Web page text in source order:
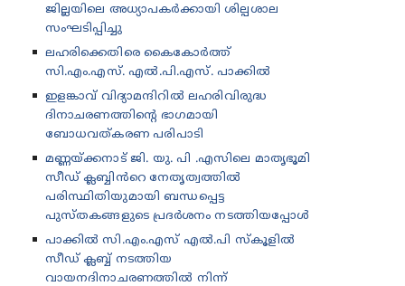
ജില്ലയിലെ അധ്യാപകർക്കായി ശില്പശാല
സംഘടിപ്പിച്ചു
ലഹരിക്കെതിരെ കൈകോർത്ത്
സി.എം.എസ്. എൽ.പി.എസ്. പാക്കിൽ
ഇളങ്കാവ് വിദ്യാമന്ദിറിൽ ലഹരിവിരുദ്ധ
ദിനാചരണത്തിന്റെ ഭാഗമായി
ബോധവത്കരണ പരിപാടി
മണ്ണയ്ക്കനാട് ജി. യു. പി .എസിലെ മാതൃഭൂമി
സീഡ് ക്ലബ്ബിൻറെ നേതൃത്വത്തിൽ
പരിസ്ഥിതിയുമായി ബന്ധപ്പെട്ട
പുസ്തകങ്ങളുടെ പ്രദർശനം നടത്തിയപ്പോൾ
പാക്കിൽ സി.എം.എസ് എൽ.പി സ്കൂളിൽ
സീഡ് ക്ലബ്ബ് നടത്തിയ
വായനദിനാചരണത്തിൽ നിന്ന്